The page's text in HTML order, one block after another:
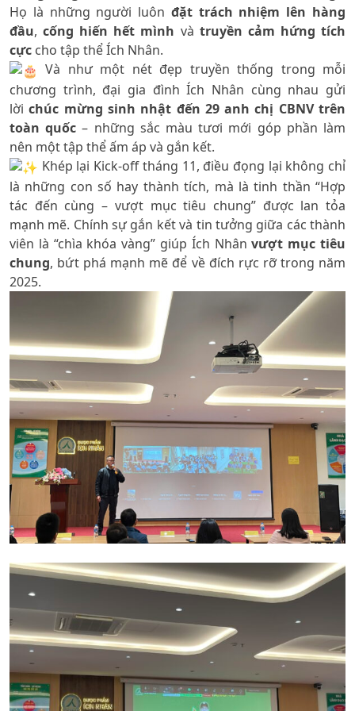
Họ là những người luôn đặt trách nhiệm lên hàng
đầu,cống hiến hết mình và truyền cảm hứng tích
cực cho tập thể Ích Nhân.
Và như một nét đẹp truyền thống trong mỗi
chương trình, đại gia đình Ích Nhân cùng nhau gửi
lờichúc mừng sinh nhật đến 29 anh chị CBNV trên
toàn quốc – những sắc màu tươi mới góp phần làm
nên một tập thể ấm áp và gắn kết.
Khép lại Kick-off tháng 11, điều đọng lại không chỉ
là những con số hay thành tích, mà là tinh thần “Hợp
tác đến cùng – vượt mục tiêu chung” được lan tỏa
mạnh mẽ. Chính sự gắn kết và tin tưởng giữa các thành
viên là “chìa khóa vàng” giúp Ích Nhânvượt mục tiêu
chung, bứt phá mạnh mẽ để về đích rực rỡ trong năm
2025.